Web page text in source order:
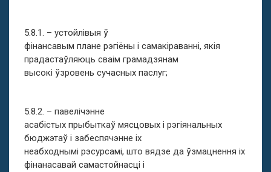
5.8.1. – устойлівыя ў
фінансавым плане рэгіёны і самакіраванні, якія
прадастаўляюць сваім грамадзянам
высокі ўзровень сучасных паслуг;
5.8.2. – павелічэнне
асабістых прыбыткаў мясцовых і рэгіянальных
бюджэтаў і забеспячэнне іх
неабходнымі рэсурсамі, што вядзе да ўзмацнення іх
фінанасавай самастойнасці і